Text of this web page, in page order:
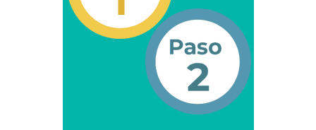
Noticias
Oficinas a Nivel Nacional
Otorgamiento de autorización para